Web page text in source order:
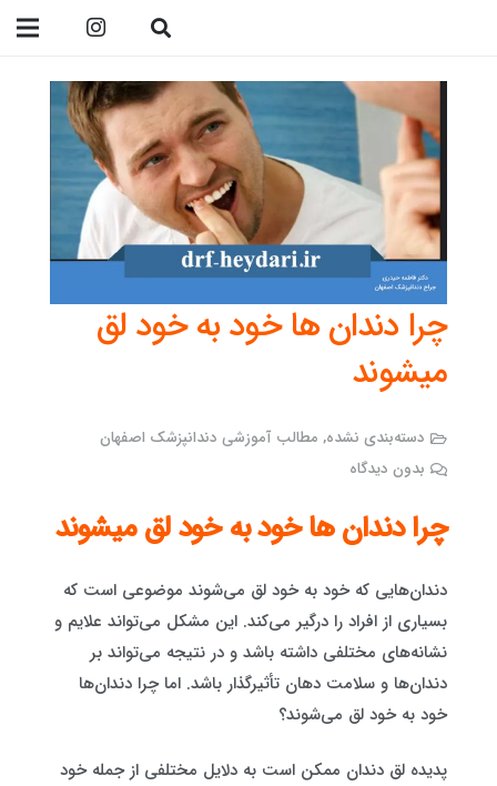
چرا دندان ها خود به خود لق
میشوند
دسته‌بندی نشده, مطالب آموزشی دندانپزشک اصفهان
بدون دیدگاه
چرا دندان ها خود به خود لق میشوند
دندان‌هایی که خود به خود لق می‌شوند موضوعی است که
بسیاری از افراد را درگیر می‌کند. این مشکل می‌تواند علایم و
نشانه‌های مختلفی داشته باشد و در نتیجه می‌تواند بر
دندان‌ها و سلامت دهان تأثیرگذار باشد. اما چرا دندان‌ها
خود به خود لق می‌شوند؟
پدیده لق دندان ممکن است به دلایل مختلفی از جمله خود